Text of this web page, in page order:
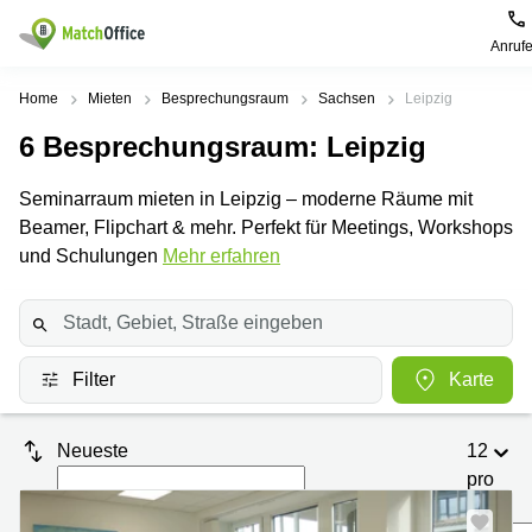
Mieten / Vermieten
Produktseiten
Büro
mieten
Business
Coworking
Space
Seminarraum
Büro
Beliebte
Büro
mieten
Geschäftsadresse
Hamburg
Geschäftsadresse
mieten
Düsseldorf
Geschäftsadresse
Beliebte
Regus
Dortmund
Ruhrallee
9
Dortmund
Office Club
Ballindamm
Straße
Hilfe
Über uns
Preis
Log-in
Home Mieten Besprechungsraum Sachsen Leipzig
6 Besprechungsraum: Leipzig
Seminarraum mieten in Leipzig – moderne Räume mit
Beamer, Flipchart & mehr. Perfekt für Meetings, Workshops
und Schulungen Mehr erfahren
Filter Karte
Neueste
12
pro
Seite